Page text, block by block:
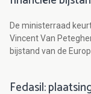
De ministerraad
Vincent Van
bijstand van de
Fedasil: